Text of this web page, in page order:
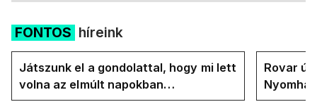
FONTOS híreink
Játszunk el a gondolattal, hogy mi lett
volna az elmúlt napokban
rezsicsökkentés nélkül
Rovar
hűtőket